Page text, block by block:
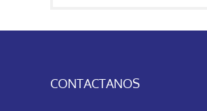
CONTACTANOS